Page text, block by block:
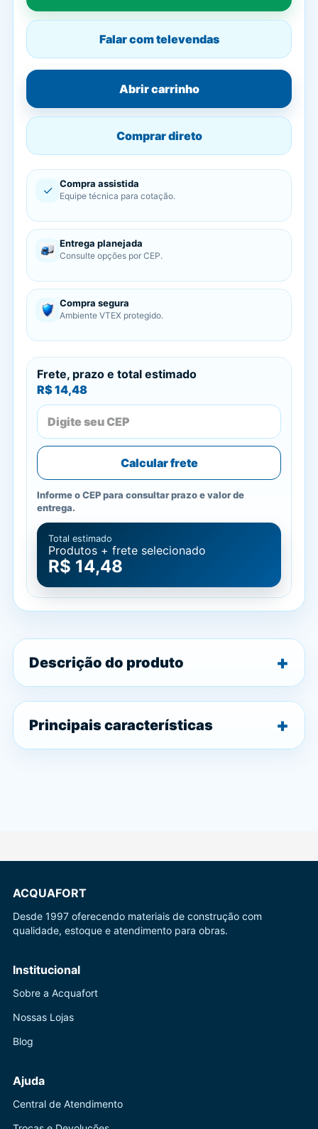
Falar com televendas
Abrir carrinho
Comprar direto
✓ Compra assistida
Equipe técnica para cotação.
Entrega planejada
Consulte opções por CEP.
Compra segura
Ambiente VTEX protegido.
Frete, prazo e total estimado
R$ 14,48
Calcular frete
Informe o CEP para consultar prazo e valor de
entrega.
Total estimado
Produtos + frete selecionado
R$ 14,48
Descrição do produto
Principais características
ACQUAFORT
Desde 1997 oferecendo materiais de construção com
qualidade, estoque e atendimento para obras.
Institucional
Sobre a Acquafort
Nossas Lojas
Blog
Ajuda
Central de Atendimento